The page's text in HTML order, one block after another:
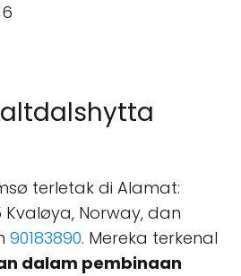
terletak di Alamat:
Kvaløya, Norway, dan
90183890. Mereka terkenal
dalam pembinaan